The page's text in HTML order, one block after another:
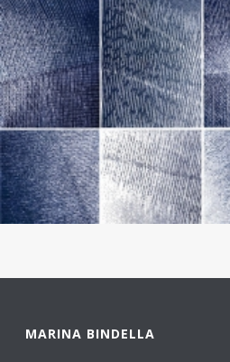
MARINA BINDELLA